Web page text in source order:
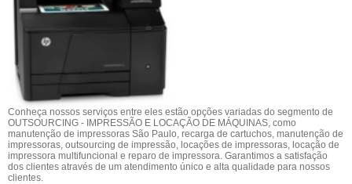
Conheça nossos serviços entre eles estão opções variadas do segmento de
OUTSOURCING - IMPRESSÃO E LOCAÇÃO DE MÁQUINAS, como
manutenção de impressoras São Paulo, recarga de cartuchos, manutenção de
impressoras, outsourcing de impressão, locações de impressoras, locação de
impressora multifuncional e reparo de impressora. Garantimos a satisfação
dos clientes através de um atendimento único e alta qualidade para nossos
clientes.